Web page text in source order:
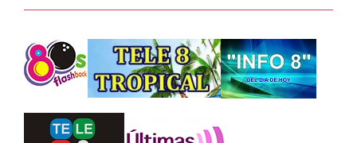
Dpto. de Higiene de la Intendencia.
Tele 8 Tropical – bloque 01